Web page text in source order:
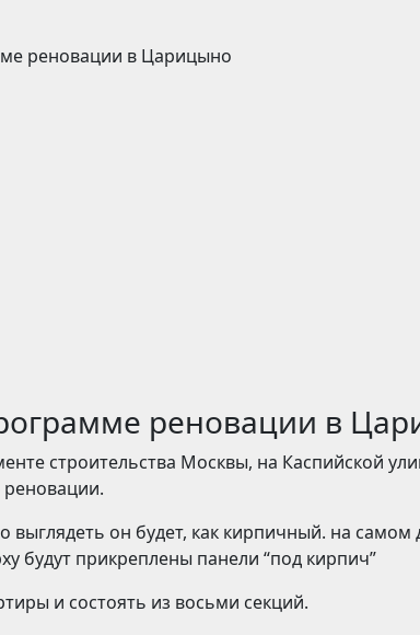
реновации в Царицыно
реновации в
строительства Москвы, на Каспийской
выглядеть он будет, как кирпичный. на самом
будут прикреплены панели “под кирпич”
и состоять из восьми секций.